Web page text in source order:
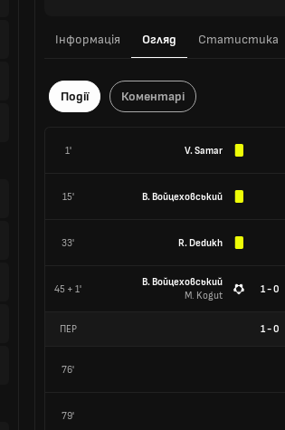
Інформація Огляд Статистика
Події Коментарі
1' V. Samar
15' В. Войцеховський
33' R. Dedukh
45 + 1'
В. Войцеховський
M. Kogut
1 - 0
ПЕР 1-0
76'
79'